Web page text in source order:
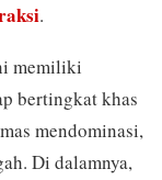
.
memiliki
bertingkat khas
mendominasi,
Di dalamnya,